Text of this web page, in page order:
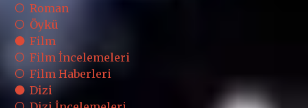
Roman
Öykü
Film
Film İncelemeleri
Film Haberleri
Dizi